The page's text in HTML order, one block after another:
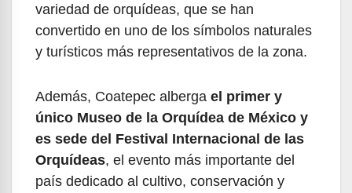
variedad de orquídeas, que se han
convertido en uno de los símbolos naturales
y turísticos más representativos de la zona.
Además, Coatepec alberga el primer y
único Museo de la Orquídea de México y
es sede del Festival Internacional de las
Orquídeas, el evento más importante del
país dedicado al cultivo, conservación y